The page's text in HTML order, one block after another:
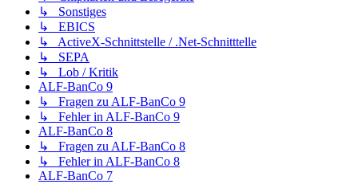
↳ Sonstiges
↳ EBICS
↳ ActiveX-Schnittstelle / .Net-Schnitttelle
↳ SEPA
↳ Lob / Kritik
ALF-BanCo 9
↳ Fragen zu ALF-BanCo 9
↳ Fehler in ALF-BanCo 9
ALF-BanCo 8
↳ Fragen zu ALF-BanCo 8
↳ Fehler in ALF-BanCo 8
ALF-BanCo 7